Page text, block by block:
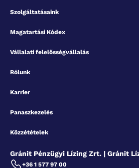
Szolgáltatásaink
Magatartási Kódex
Vállalati felelősségvállalás
Rólunk
Karrier
Panaszkezelés
Közzétételek
Gránit Pénzügyi Lízing Zrt. | Gránit
+36 1 577 97 00